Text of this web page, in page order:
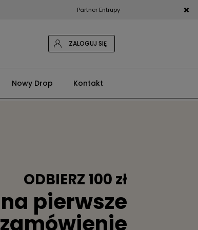
Partner Entrupy
ZALOGUJ SIĘ
Nowy Drop Kontakt
ODBIERZ 100 zł
na pierwsze
zamówienie